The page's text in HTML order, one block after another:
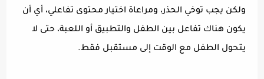
ولكن يجب توخي الحذر، ومراعاة اختيار محتوى تفاعلي، أي أن
يكون هناك تفاعل بين الطفل والتطبيق أو اللعبة، حتى لا
يتحول الطفل مع الوقت إلى مستقبل فقط.